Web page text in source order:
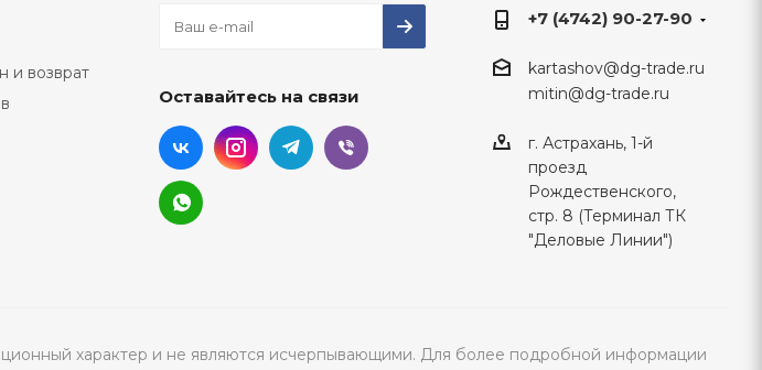
и возврат
Оставайтесь на связи
+7 (4742) 90-27-90
kartashov@dg-trade.ru
mitin@dg-trade.ru
г. Астрахань, 1-й
проезд
Рождественского,
стр. 8 (Терминал ТК
"Деловые Линии")
характер и не являются исчерпывающими. Для более подробной информации